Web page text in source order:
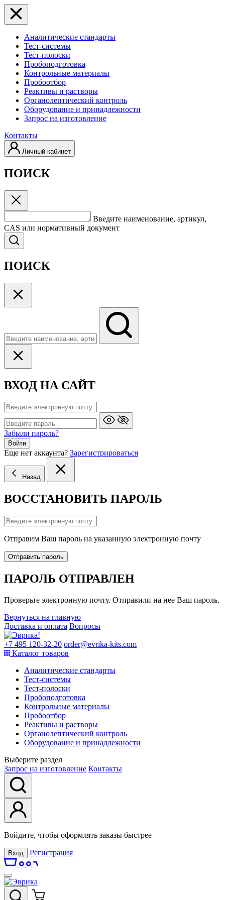
Аналитические стандарты
Тест-системы
Тест-полоски
Пробоподготовка
Контрольные материалы
Пробоотбор
Реактивы и растворы
Органолептический контроль
Оборудование и принадлежности
Запрос на изготовление
Контакты
Личный кабинет
ПОИСК
Введите наименование, артикул,
CAS или нормативный документ
ПОИСК
ВХОД НА САЙТ
Забыли пароль?
Войти
Еще нет аккаунта? Зарегистрироваться
Назад
ВОССТАНОВИТЬ ПАРОЛЬ
Отправим Ваш пароль на указанную электронную почту
Отправить пароль
ПАРОЛЬ ОТПРАВЛЕН
Проверьте электронную почту. Отправили на нее Ваш пароль.
Вернуться на главную
Доставка и оплата Вопросы
+7 495 120-32-20 order@evrika-kits.com
Каталог товаров
Аналитические стандарты
Тест-системы
Тест-полоски
Пробоподготовка
Контрольные материалы
Пробоотбор
Реактивы и растворы
Органолептический контроль
Оборудование и принадлежности
Выберите раздел
Запрос на изготовление Контакты
Войдите, чтобы оформлять заказы быстрее
Вход Регистрация